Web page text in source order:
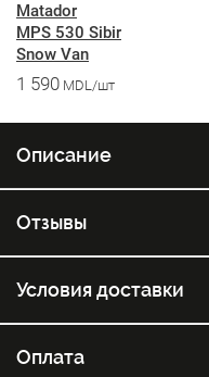
Matador
MPS 530 Sibir
Snow Van
1 590 MDL/шт
Описание
Отзывы
Условия доставки
Оплата